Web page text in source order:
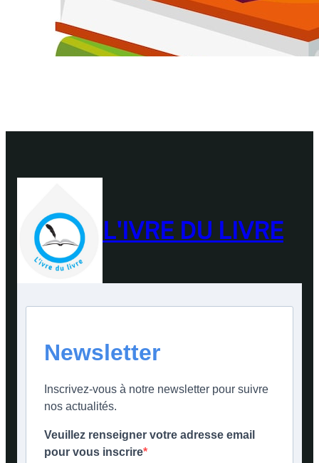
L'IVRE DU LIVRE
Newsletter
Inscrivez-vous à notre newsletter pour suivre
nos actualités.
Veuillez renseigner votre adresse email
pour vous inscrire